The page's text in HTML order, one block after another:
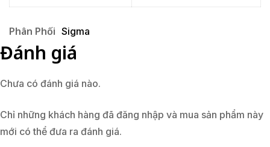
Phân Phối Sigma
Đánh giá
Chưa có đánh giá nào.
Chỉ những khách hàng đã đăng nhập và mua sản phẩm này
mới có thể đưa ra đánh giá.